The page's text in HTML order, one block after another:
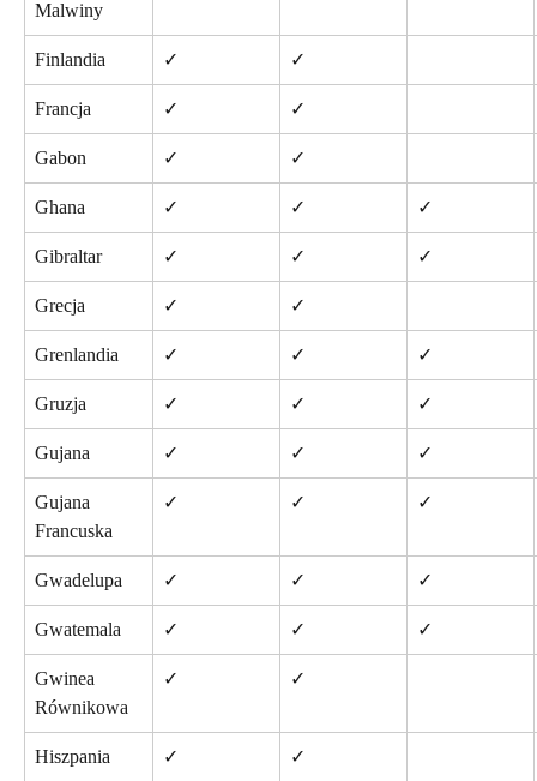
Malwiny
Finlandia ✓ ✓
Francja ✓ ✓
Gabon ✓ ✓
Ghana ✓ ✓ ✓
Gibraltar ✓ ✓ ✓
Grecja ✓ ✓
Grenlandia ✓ ✓ ✓
Gruzja ✓ ✓ ✓
Gujana ✓ ✓ ✓
Gujana
Francuska
✓ ✓ ✓
Gwadelupa ✓ ✓ ✓
Gwatemala ✓ ✓ ✓
Gwinea
Równikowa
✓ ✓
Hiszpania ✓ ✓